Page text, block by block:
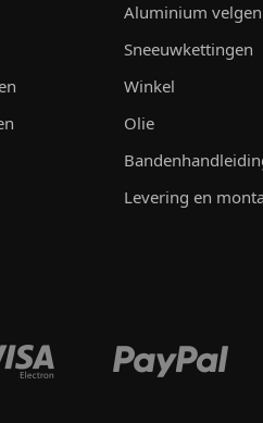
Aluminium velgen
Sneeuwkettingen
Winkel
Olie
Levering en